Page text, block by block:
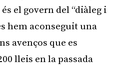
el govern del “diàleg i
hem aconseguit una
avenços que es
lleis en la passada